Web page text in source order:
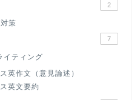
2
策
7
イティング
英作文（意見論述）
英文要約